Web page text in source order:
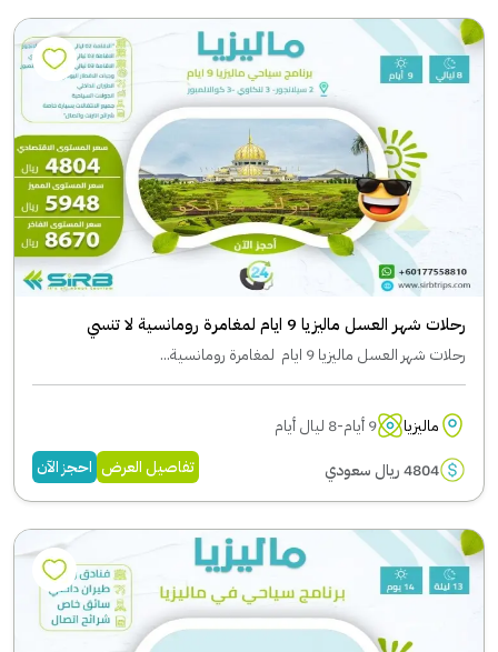
رحلات شهر العسل ماليزيا 9 ايام لمغامرة رومانسية لا تنسي
رحلات شهر العسل ماليزيا 9 ايام لمغامرة رومانسية...
ماليزيا
9 أيام-8 ليال أيام
4804 ريال سعودي
تفاصيل العرض احجز الآن